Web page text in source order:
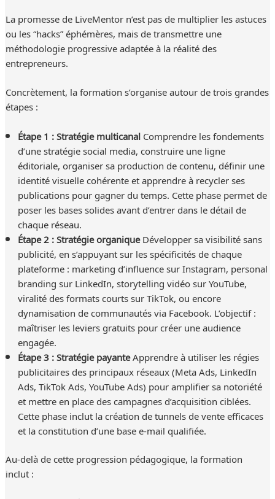
La promesse de LiveMentor n’est pas de multiplier les astuces
ou les “hacks” éphémères, mais de transmettre une
méthodologie progressive adaptée à la réalité des
entrepreneurs.
Concrètement, la formation s’organise autour de trois grandes
étapes :
Étape 1 : Stratégie multicanalComprendre les fondements
d’une stratégie social media, construire une ligne
éditoriale, organiser sa production de contenu, définir une
identité visuelle cohérente et apprendre à recycler ses
publications pour gagner du temps. Cette phase permet de
poser les bases solides avant d’entrer dans le détail de
chaque réseau.
Étape 2 : Stratégie organiqueDévelopper sa visibilité sans
publicité, en s’appuyant sur les spécificités de chaque
plateforme : marketing d’influence sur Instagram, personal
branding sur LinkedIn, storytelling vidéo sur YouTube,
viralité des formats courts sur TikTok, ou encore
dynamisation de communautés via Facebook. L’objectif :
maîtriser les leviers gratuits pour créer une audience
engagée.
Étape 3 : Stratégie payanteApprendre à utiliser les régies
publicitaires des principaux réseaux (Meta Ads, LinkedIn
Ads, TikTok Ads, YouTube Ads) pour amplifier sa notoriété
et mettre en place des campagnes d’acquisition ciblées.
Cette phase inclut la création de tunnels de vente efficaces
et la constitution d’une base e-mail qualifiée.
Au-delà de cette progression pédagogique, la formation
inclut :